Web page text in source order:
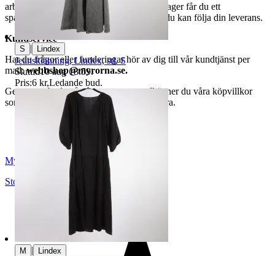
arbetsdagar. När din vara har lämnat vårt lager får du ett
spårningsnummer av DSV inom kort där du kan följa din leverans.
Kundservice
Har du frågor eller funderingar hör av dig till vår kundtjänst per
mail:webbshop@myrorna.se.
Genom att buda på våra annonser godkänner du våra köpvillkor
som du hittar på vår infosida här på Tradera.
Myrorna
Stockholm
Sverige
S | Lindex
Jeansklänning, Lindex, stl. S
Sluttid10 aug 18:59.
Pris:6 kr,Ledande bud.
M | Lindex